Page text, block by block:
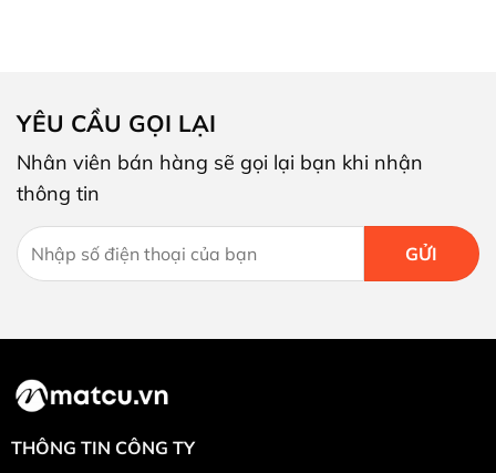
YÊU CẦU GỌI LẠI
Nhân viên bán hàng sẽ gọi lại bạn khi nhận
thông tin
THÔNG TIN CÔNG TY